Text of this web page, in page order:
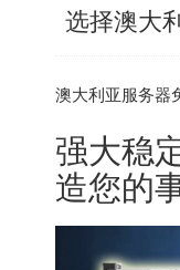
选择澳大
澳大利亚服务器
强大稳
造您的